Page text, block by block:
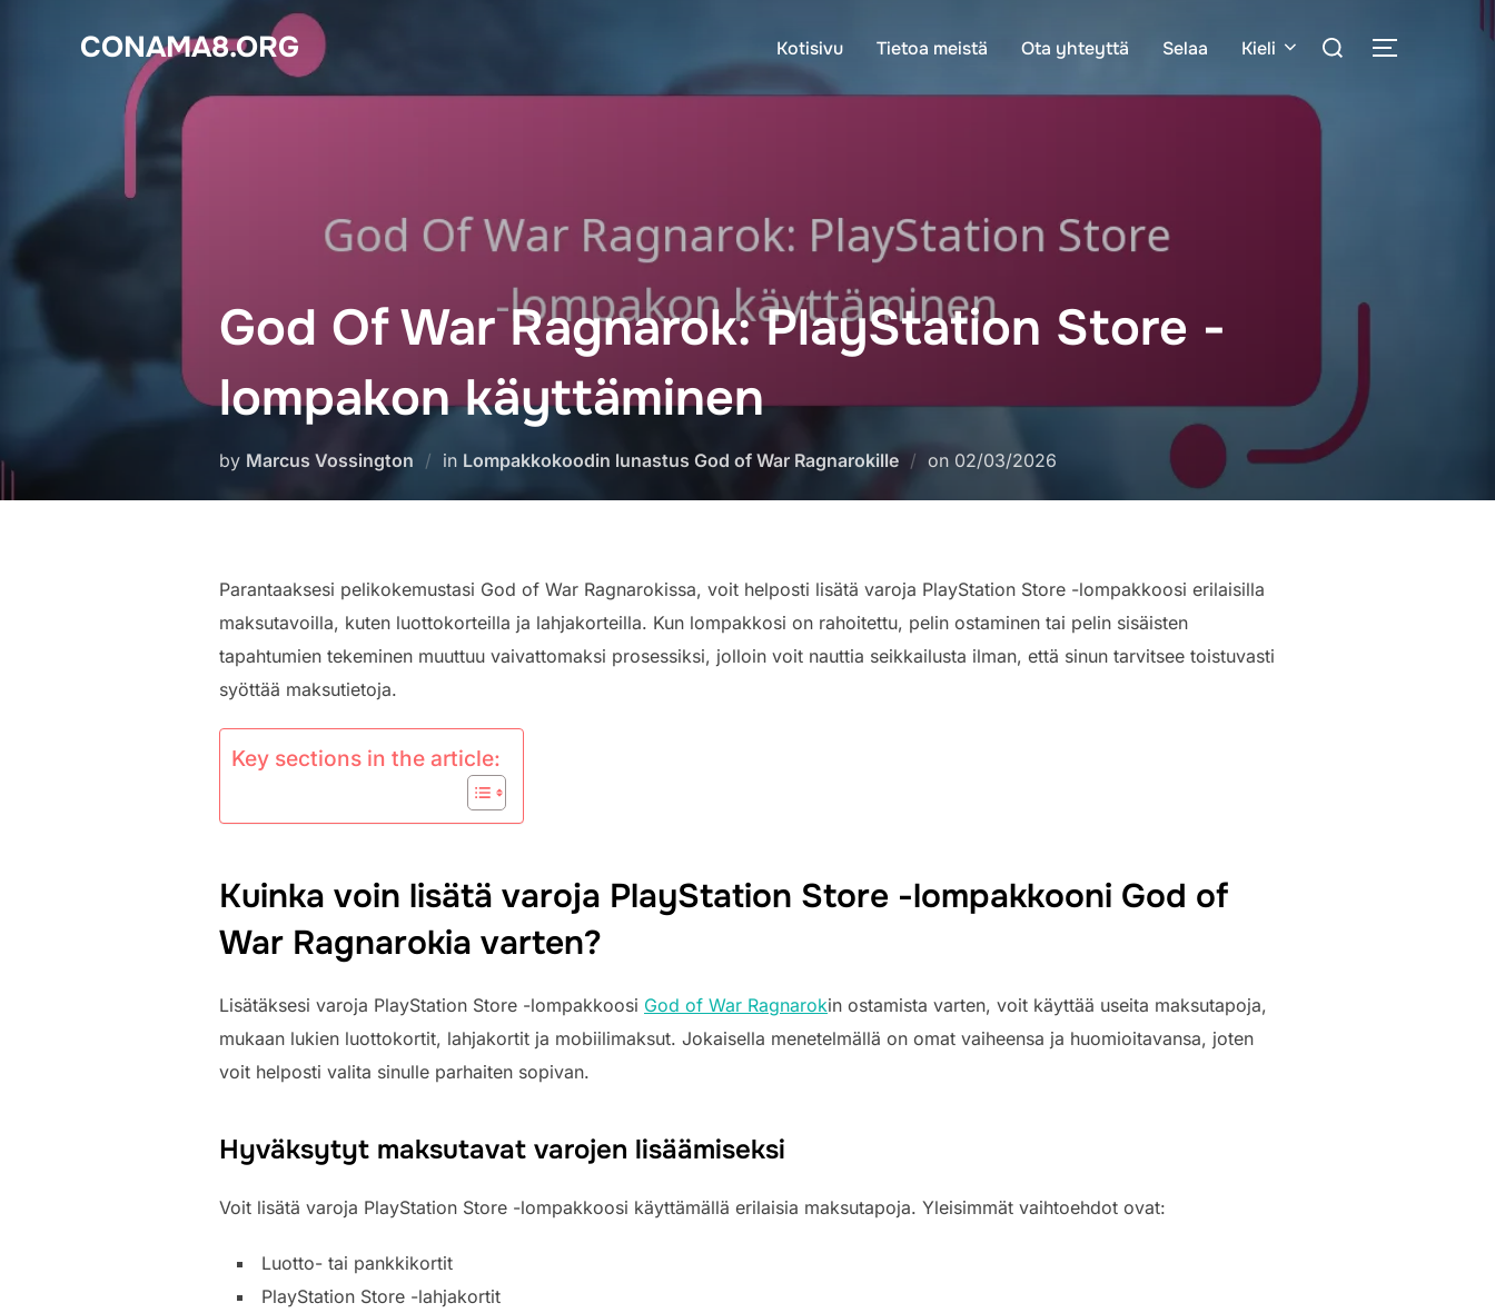
CONAMA8.ORG Kotisivu Tietoa meistä Ota yhteyttä Selaa Kieli
Search
TOGGLE
God Of War Ragnarok: PlayStation Store -
lompakon käyttäminen
by Marcus Vossington in Lompakkokoodin lunastus God of War Ragnarokille on Posted
02/03/2026
Parantaaksesi pelikokemustasi God of War Ragnarokissa, voit helposti lisätä varoja PlayStation Store -lompakkoosi erilaisilla
maksutavoilla, kuten luottokorteilla ja lahjakorteilla. Kun lompakkosi on rahoitettu, pelin ostaminen tai pelin sisäisten
tapahtumien tekeminen muuttuu vaivattomaksi prosessiksi, jolloin voit nauttia seikkailusta ilman, että sinun tarvitsee toistuvasti
syöttää maksutietoja.
Key sections in the article:
Kuinka voin lisätä varoja PlayStation Store -lompakkooni God of
War Ragnarokia varten?
Lisätäksesi varoja PlayStation Store -lompakkoosi God of War Ragnarokin ostamista varten, voit käyttää useita maksutapoja,
mukaan lukien luottokortit, lahjakortit ja mobiilimaksut. Jokaisella menetelmällä on omat vaiheensa ja huomioitavansa, joten
voit helposti valita sinulle parhaiten sopivan.
Hyväksytyt maksutavat varojen lisäämiseksi
Voit lisätä varoja PlayStation Store -lompakkoosi käyttämällä erilaisia maksutapoja. Yleisimmät vaihtoehdot ovat:
Luotto- tai pankkikortit
PlayStation Store -lahjakortit